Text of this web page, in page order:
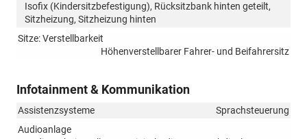
Isofix (Kindersitzbefestigung), Rücksitzbank hinten geteilt,
Sitzheizung, Sitzheizung hinten
Sitze: Verstellbarkeit
Höhenverstellbarer Fahrer- und Beifahrersitz
Infotainment & Kommunikation
Assistenzsysteme
Sprachsteuerung
Audioanlage